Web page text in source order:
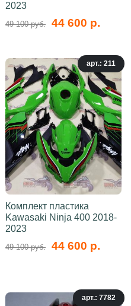
2023
49 100 руб. 44 600 р.
арт.: 211
Комплект пластика
Kawasaki Ninja 400 2018-
2023
49 100 руб. 44 600 р.
арт.: 7782